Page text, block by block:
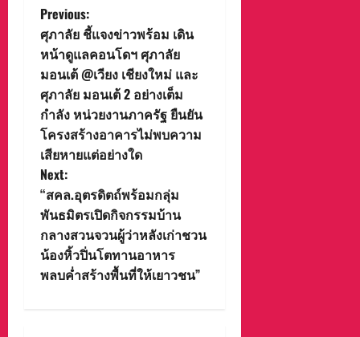
P
o
s
t
n
a
v
i
g
Previous:
ศุภาลัย ชี้แจงข่าวพร้อม เดิน
หน้าดูแลคอนโดฯ ศุภาลัย
มอนเต้ @เวียง เชียงใหม่ และ
ศุภาลัย มอนเต้ 2 อย่างเต็ม
กำลัง หน่วยงานภาครัฐ ยืนยัน
โครงสร้างอาคารไม่พบความ
เสียหายแต่อย่างใด
Next:
“สคล.อุตรดิตถ์พร้อมกลุ่ม
พันธมิตรเปิดกิจกรรมบ้าน
กลางสวนจวนผู้ว่าหลังเก่าชวน
น้องหิ้วปิ่นโตทานอาหาร
พลบค่ำสร้างพื้นที่ให้เยาวชน”